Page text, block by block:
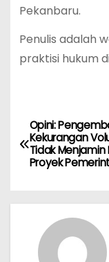
Pekanbaru.
Penulis adalah
praktisi hukum
N
a
i
Opini:
Kekurangan
Tidak Menjamin
Proyek